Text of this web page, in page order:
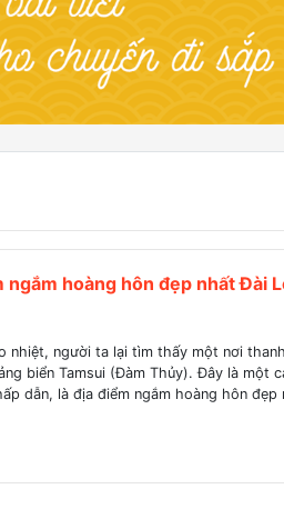
ngắm hoàng hôn đẹp nhất Đài
nhiệt, người ta lại tìm thấy một nơi
biển Tamsui (Đàm Thủy). Đây là một
dẫn, là địa điểm ngắm hoàng hôn đẹp